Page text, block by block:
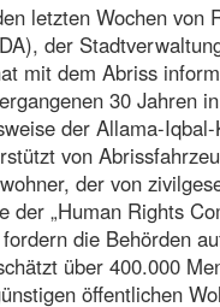
letzten Wochen von
der
mit dem Abriss
30 Jahren
der Allama-
von
der von
der „Human Rights
die Behörden
über 400.000
öffentlichen